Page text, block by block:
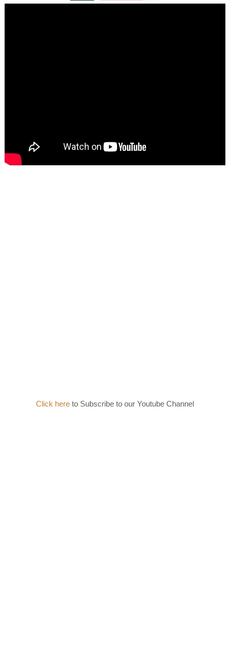
Click here to Subscribe to our Youtube Channel